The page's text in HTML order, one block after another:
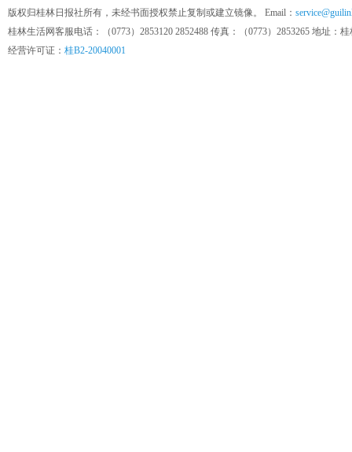
版权归桂林日报社所有，未经书面授权禁止复制或建立镜像。 Email：
桂林生活网客服电话：（0773）2853120 2852488 传真：（0773）2853265 地址
经营许可证： 桂B2-20040001